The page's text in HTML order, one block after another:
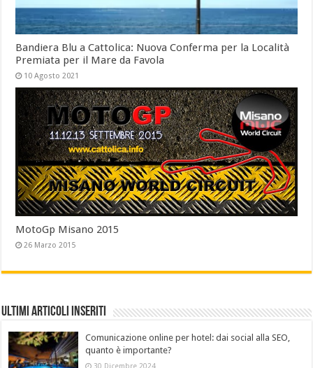
Bandiera Blu a Cattolica: Nuova Conferma per la Località
Premiata per il Mare da Favola
10 Agosto 2021
MotoGp Misano 2015
26 Marzo 2015
Ultimi Articoli Inseriti
Comunicazione online per hotel: dai social alla SEO,
quanto è importante?
30 Dicembre 2024